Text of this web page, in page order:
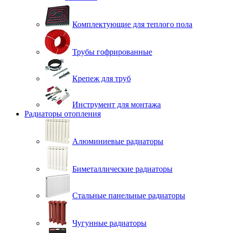
Комплектующие для теплого пола
Трубы гофрированные
Крепеж для труб
Инструмент для монтажа
Радиаторы отопления
Алюминиевые радиаторы
Биметаллические радиаторы
Стальные панельные радиаторы
Чугунные радиаторы